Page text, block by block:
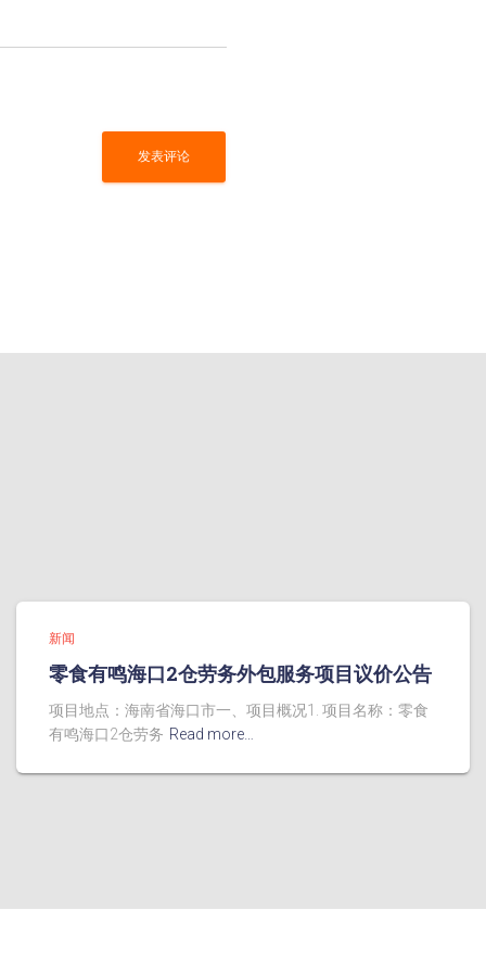
新闻
零食有鸣海口2仓劳务外包服务项目议价公告
项目地点：海南省海口市一、项目概况1. 项目名称：零食
有鸣海口2仓劳务 Read more…